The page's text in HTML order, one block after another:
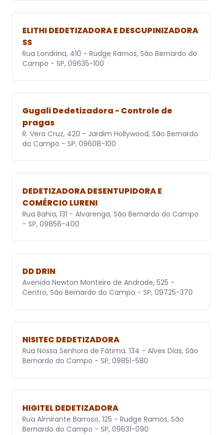
ELITHI DEDETIZADORA E DESCUPINIZADORA
SS
Rua Londrina, 410 - Rudge Ramos, São Bernardo do
Campo - SP, 09635-100
Gugali Dedetizadora - Controle de
pragas
R. Vera Cruz, 420 - Jardim Hollywood, São Bernardo
do Campo - SP, 09608-100
DEDETIZADORA DESENTUPIDORA E
COMÉRCIO LURENI
Rua Bahia, 131 - Alvarenga, São Bernardo do Campo
- SP, 09856-400
DD DRIN
Avenida Newton Monteiro de Andrade, 525 -
Centro, São Bernardo do Campo - SP, 09725-370
NISITEC DEDETIZADORA
Rua Nossa Senhora de Fátima, 134 - Alves Dias, São
Bernardo do Campo - SP, 09851-580
HIGITEL DEDETIZADORA
Rua Almirante Barroso, 125 - Rudge Ramos, São
Bernardo do Campo - SP, 09631-090